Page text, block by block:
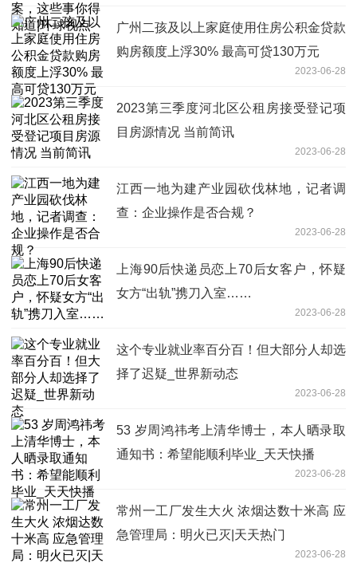
广州二孩及以上家庭使用住房公积金贷款
购房额度上浮30% 最高可贷130万元
2023-06-28
2023第三季度河北区公租房接受登记项
目房源情况 当前简讯
2023-06-28
江西一地为建产业园砍伐林地，记者调
查：企业操作是否合规？
2023-06-28
上海90后快递员恋上70后女客户，怀疑
女方“出轨”携刀入室……
2023-06-28
这个专业就业率百分百！但大部分人却选
择了迟疑_世界新动态
2023-06-28
53 岁周鸿祎考上清华博士，本人晒录取
通知书：希望能顺利毕业_天天快播
2023-06-28
常州一工厂发生大火 浓烟达数十米高 应
急管理局：明火已灭|天天热门
2023-06-28